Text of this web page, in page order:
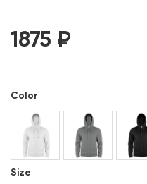
1875 ₽
Color
Size